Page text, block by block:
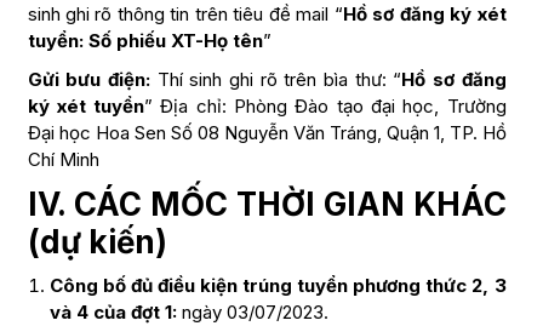
sinh ghi rõ thông tin trên tiêu đề mail “Hồ sơ đăng ký xét
tuyển: Số phiếu XT-Họ tên”
Gửi bưu điện:Thí sinh ghi rõ trên bìa thư: “Hồ sơ đăng
ký xét tuyển” Địa chỉ: Phòng Đào tạo đại học, Trường
Đại học Hoa Sen Số 08 Nguyễn Văn Tráng, Quận 1, TP. Hồ
Chí Minh
IV. CÁC MỐC THỜI GIAN KHÁC
(dự kiến)
Công bố đủ điều kiện trúng tuyển phương thức 2, 3
và 4 của đợt 1:ngày 03/07/2023.